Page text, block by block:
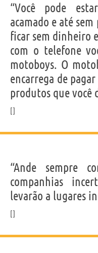
“Você pode
acamado e até
ficar sem dinheiro
com o telefone
motoboys. O
encarrega de
produtos que você
“Ande sempre
companhias
levarão a lugares